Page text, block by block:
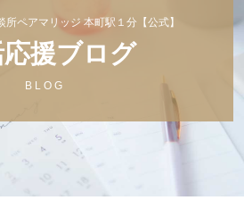
所ペアマリッジ 本町駅１分【公式】
援ブログ
BLOG